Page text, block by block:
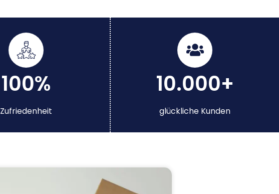
100%
Zufriedenheit
10.000+
glückliche Kunden